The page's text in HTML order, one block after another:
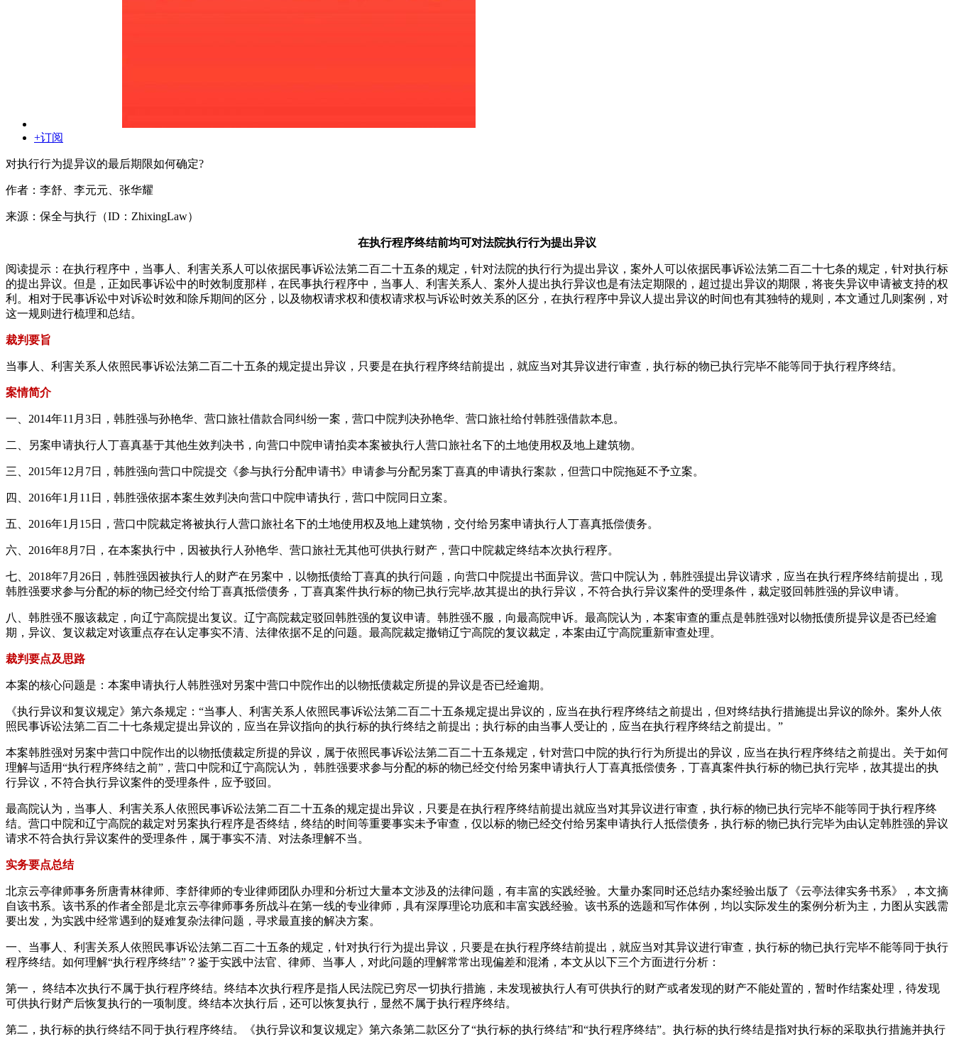
+订阅
对执行行为提异议的最后期限如何确定?
作者：李舒、李元元、张华耀
来源：保全与执行（ID：ZhixingLaw）
在执行程序终结前均可对法院执行行为提出异议
阅读提示：在执行程序中，当事人、利害关系人可以依据民事诉讼法第二百二十五条的规定，针对法院的执行行为提出异议，案外人可以依据民事诉讼法第二百二十七条的规定，针对执行标
的提出异议。但是，正如民事诉讼中的时效制度那样，在民事执行程序中，当事人、利害关系人、案外人提出执行异议也是有法定期限的，超过提出异议的期限，将丧失异议申请被支持的权
利。相对于民事诉讼中对诉讼时效和除斥期间的区分，以及物权请求权和债权请求权与诉讼时效关系的区分，在执行程序中异议人提出异议的时间也有其独特的规则，本文通过几则案例，对
这一规则进行梳理和总结。
裁判要旨
当事人、利害关系人依照民事诉讼法第二百二十五条的规定提出异议，只要是在执行程序终结前提出，就应当对其异议进行审查，执行标的物已执行完毕不能等同于执行程序终结。
案情简介
一、2014年11月3日，韩胜强与孙艳华、营口旅社借款合同纠纷一案，营口中院判决孙艳华、营口旅社给付韩胜强借款本息。
二、另案申请执行人丁喜真基于其他生效判决书，向营口中院申请拍卖本案被执行人营口旅社名下的土地使用权及地上建筑物。
三、2015年12月7日，韩胜强向营口中院提交《参与执行分配申请书》申请参与分配另案丁喜真的申请执行案款，但营口中院拖延不予立案。
四、2016年1月11日，韩胜强依据本案生效判决向营口中院申请执行，营口中院同日立案。
五、2016年1月15日，营口中院裁定将被执行人营口旅社名下的土地使用权及地上建筑物，交付给另案申请执行人丁喜真抵偿债务。
六、2016年8月7日，在本案执行中，因被执行人孙艳华、营口旅社无其他可供执行财产，营口中院裁定终结本次执行程序。
七、2018年7月26日，韩胜强因被执行人的财产在另案中，以物抵债给丁喜真的执行问题，向营口中院提出书面异议。营口中院认为，韩胜强提出异议请求，应当在执行程序终结前提出，现
韩胜强要求参与分配的标的物已经交付给丁喜真抵偿债务，丁喜真案件执行标的物已执行完毕,故其提出的执行异议，不符合执行异议案件的受理条件，裁定驳回韩胜强的异议申请。
八、韩胜强不服该裁定，向辽宁高院提出复议。辽宁高院裁定驳回韩胜强的复议申请。韩胜强不服，向最高院申诉。最高院认为，本案审查的重点是韩胜强对以物抵债所提异议是否已经逾
期，异议、复议裁定对该重点存在认定事实不清、法律依据不足的问题。最高院裁定撤销辽宁高院的复议裁定，本案由辽宁高院重新审查处理。
裁判要点及思路
本案的核心问题是：本案申请执行人韩胜强对另案中营口中院作出的以物抵债裁定所提的异议是否已经逾期。
《执行异议和复议规定》第六条规定：“当事人、利害关系人依照民事诉讼法第二百二十五条规定提出异议的，应当在执行程序终结之前提出，但对终结执行措施提出异议的除外。案外人依
照民事诉讼法第二百二十七条规定提出异议的，应当在异议指向的执行标的执行终结之前提出；执行标的由当事人受让的，应当在执行程序终结之前提出。”
本案韩胜强对另案中营口中院作出的以物抵债裁定所提的异议，属于依照民事诉讼法第二百二十五条规定，针对营口中院的执行行为所提出的异议，应当在执行程序终结之前提出。关于如何
理解与适用“执行程序终结之前”，营口中院和辽宁高院认为， 韩胜强要求参与分配的标的物已经交付给另案申请执行人丁喜真抵偿债务，丁喜真案件执行标的物已执行完毕，故其提出的执
行异议，不符合执行异议案件的受理条件，应予驳回。
最高院认为，当事人、利害关系人依照民事诉讼法第二百二十五条的规定提出异议，只要是在执行程序终结前提出就应当对其异议进行审查，执行标的物已执行完毕不能等同于执行程序终
结。营口中院和辽宁高院的裁定对另案执行程序是否终结，终结的时间等重要事实未予审查，仅以标的物已经交付给另案申请执行人抵偿债务，执行标的物已执行完毕为由认定韩胜强的异议
请求不符合执行异议案件的受理条件，属于事实不清、对法条理解不当。
实务要点总结
北京云亭律师事务所唐青林律师、李舒律师的专业律师团队办理和分析过大量本文涉及的法律问题，有丰富的实践经验。大量办案同时还总结办案经验出版了《云亭法律实务书系》，本文摘
自该书系。该书系的作者全部是北京云亭律师事务所战斗在第一线的专业律师，具有深厚理论功底和丰富实践经验。该书系的选题和写作体例，均以实际发生的案例分析为主，力图从实践需
要出发，为实践中经常遇到的疑难复杂法律问题，寻求最直接的解决方案。
一、当事人、利害关系人依照民事诉讼法第二百二十五条的规定，针对执行行为提出异议，只要是在执行程序终结前提出，就应当对其异议进行审查，执行标的物已执行完毕不能等同于执行
程序终结。如何理解“执行程序终结”？鉴于实践中法官、律师、当事人，对此问题的理解常常出现偏差和混淆，本文从以下三个方面进行分析：
第一， 终结本次执行不属于执行程序终结。终结本次执行程序是指人民法院已穷尽一切执行措施，未发现被执行人有可供执行的财产或者发现的财产不能处置的，暂时作结案处理，待发现
可供执行财产后恢复执行的一项制度。终结本次执行后，还可以恢复执行，显然不属于执行程序终结。
第二，执行标的执行终结不同于执行程序终结。《执行异议和复议规定》第六条第二款区分了“执行标的执行终结”和“执行程序终结”。执行标的执行终结是指对执行标的采取执行措施并执行